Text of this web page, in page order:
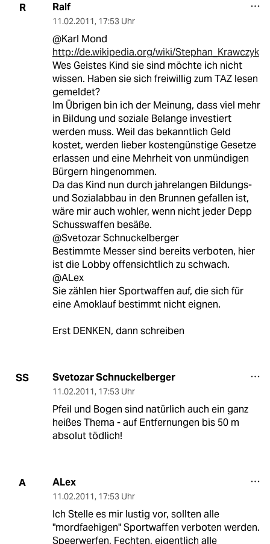
R Ralf
11.02.2011, 17:53 Uhr
@Karl Mond
http://de.wikipedia.org/wiki/Stephan_Krawczyk
Wes Geistes Kind sie sind möchte ich nicht
wissen. Haben sie sich freiwillig zum TAZ lesen
gemeldet?
Im Übrigen bin ich der Meinung, dass viel mehr
in Bildung und soziale Belange investiert
werden muss. Weil das bekanntlich Geld
kostet, werden lieber kostengünstige Gesetze
erlassen und eine Mehrheit von unmündigen
Bürgern hingenommen.
Da das Kind nun durch jahrelangen Bildungs-
und Sozialabbau in den Brunnen gefallen ist,
wäre mir auch wohler, wenn nicht jeder Depp
Schusswaffen besäße.
@Svetozar Schnuckelberger
Bestimmte Messer sind bereits verboten, hier
ist die Lobby offensichtlich zu schwach.
@ALex
Sie zählen hier Sportwaffen auf, die sich für
eine Amoklauf bestimmt nicht eignen.
Erst DENKEN, dann schreiben
SS Svetozar Schnuckelberger
11.02.2011, 17:53 Uhr
Pfeil und Bogen sind natürlich auch ein ganz
heißes Thema - auf Entfernungen bis 50 m
absolut tödlich!
A ALex
11.02.2011, 17:53 Uhr
Ich Stelle es mir lustig vor, sollten alle
"mordfaehigen" Sportwaffen verboten werden.
Speerwerfen, Fechten, eigentlich alle